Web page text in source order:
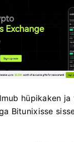
hüpikaken
Bitunixisse